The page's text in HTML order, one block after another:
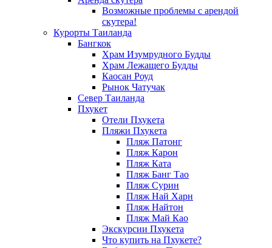
Возможные проблемы с арендой
скутера!
Курорты Таиланда
Бангкок
Храм Изумрудного Будды
Храм Лежащего Будды
Каосан Роуд
Рынок Чатучак
Север Таиланда
Пхукет
Отели Пхукета
Пляжи Пхукета
Пляж Патонг
Пляж Карон
Пляж Ката
Пляж Банг Тао
Пляж Сурин
Пляж Най Харн
Пляж Найтон
Пляж Май Као
Экскурсии Пхукета
Что купить на Пхукете?